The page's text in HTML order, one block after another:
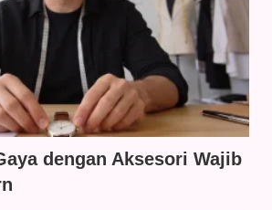
dengan Aksesori Wajib